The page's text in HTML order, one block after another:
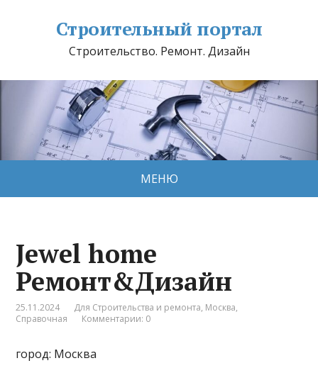
Строительный портал
Строительство. Ремонт. Дизайн
МЕНЮ
Jewel home
Ремонт&Дизайн
25.11.2024 Для Строительства и ремонта, Москва,
Справочная
Комментарии: 0
город: Москва